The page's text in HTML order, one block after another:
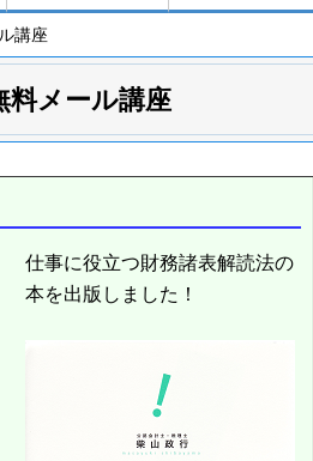
講座
料メール講座
仕事に役立つ財務諸表解読法の
本を出版しました！